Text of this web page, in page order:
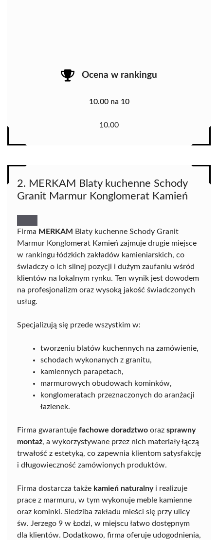
Ocena w rankingu
10.00 na 10
10.00
2. MERKAM Blaty kuchenne Schody
Granit Marmur Konglomerat Kamień
Firma MERKAM
Blaty kuchenne Schody Granit
Marmur Konglomerat Kamień zajmuje drugie miejsce
w rankingu łódzkich zakładów kamieniarskich, co
świadczy o ich silnej pozycji i dużym zaufaniu wśród
klientów na lokalnym rynku. Ten wynik jest dowodem
na profesjonalizm oraz wysoką jakość świadczonych
usług.
Specjalizują się przede wszystkim w:
tworzeniu blatów kuchennych na zamówienie,
schodach wykonanych z granitu,
kamiennych parapetach,
marmurowych obudowach kominków,
konglomeratach przeznaczonych do aranżacji
łazienek.
Firma gwarantuje fachowe doradztwo oraz sprawny
montaż, a wykorzystywane przez nich materiały łączą
trwałość z estetyką, co zapewnia klientom satysfakcję
i długowieczność zamówionych produktów.
Firma dostarcza także kamień naturalnyi realizuje
prace z marmuru, w tym wykonuje meble kamienne
oraz kominki. Siedziba zakładu mieści się przy ulicy
św. Jerzego 9 w Łodzi, w miejscu łatwo dostępnym
dla klientów. Dodatkowo, firma oferuje udogodnienia,